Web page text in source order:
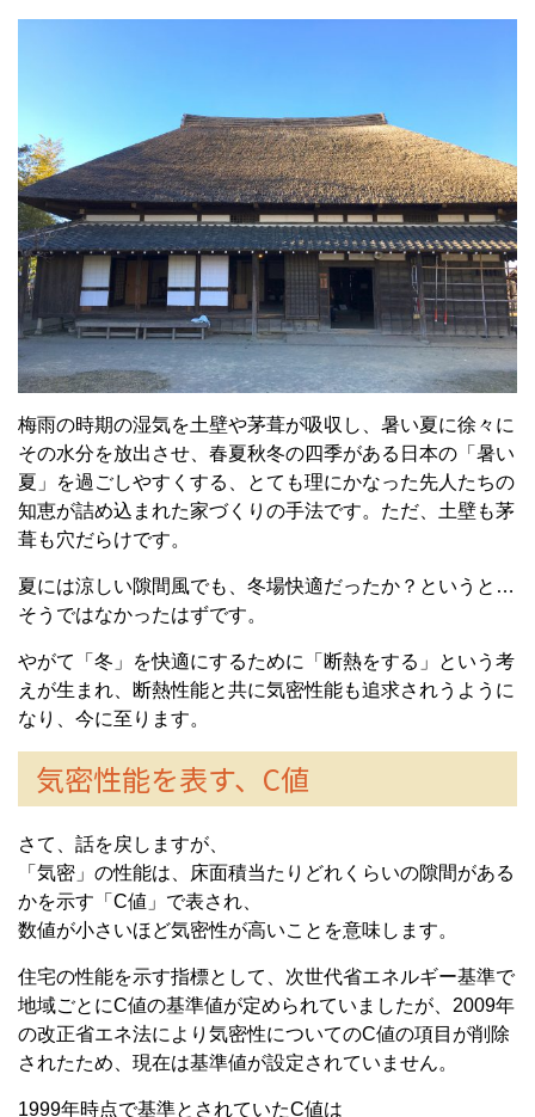
梅雨の時期の湿気を土壁や茅葺が吸収し、暑い夏に徐々に
その水分を放出させ、春夏秋冬の四季がある日本の「暑い
夏」を過ごしやすくする、とても理にかなった先人たちの
知恵が詰め込まれた家づくりの手法です。ただ、土壁も茅
葺も穴だらけです。
夏には涼しい隙間風でも、冬場快適だったか？というと…
そうではなかったはずです。
やがて「冬」を快適にするために「断熱をする」という考
えが生まれ、断熱性能と共に気密性能も追求されうように
なり、今に至ります。
気密性能を表す、C値
さて、話を戻しますが、
「気密」の性能は、床面積当たりどれくらいの隙間がある
かを示す「 C値」で表され、
数値が小さいほど気密性が高いことを意味します。
住宅の性能を示す指標として、次世代省エネルギー基準で
地域ごとにC値の基準値が定められていましたが、 2009年
の改正省エネ法により気密性についてのC値の項目が削除
されたため、現在は基準値が設定されていません。
1999年時点で基準とされていたC値は